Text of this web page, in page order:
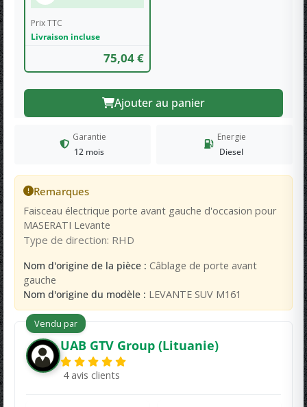
Prix TTC
Livraison incluse
75,04 €
Ajouter au panier
Garantie
12 mois
Energie
Diesel
Remarques
Faisceau électrique porte avant gauche d'occasion pour
MASERATI Levante
Type de direction: RHD
Nom d'origine de la pièce : Câblage de porte avant
gauche
Nom d'origine du modèle : LEVANTE SUV M161
Vendu par
UAB GTV Group (Lituanie)
4 avis clients